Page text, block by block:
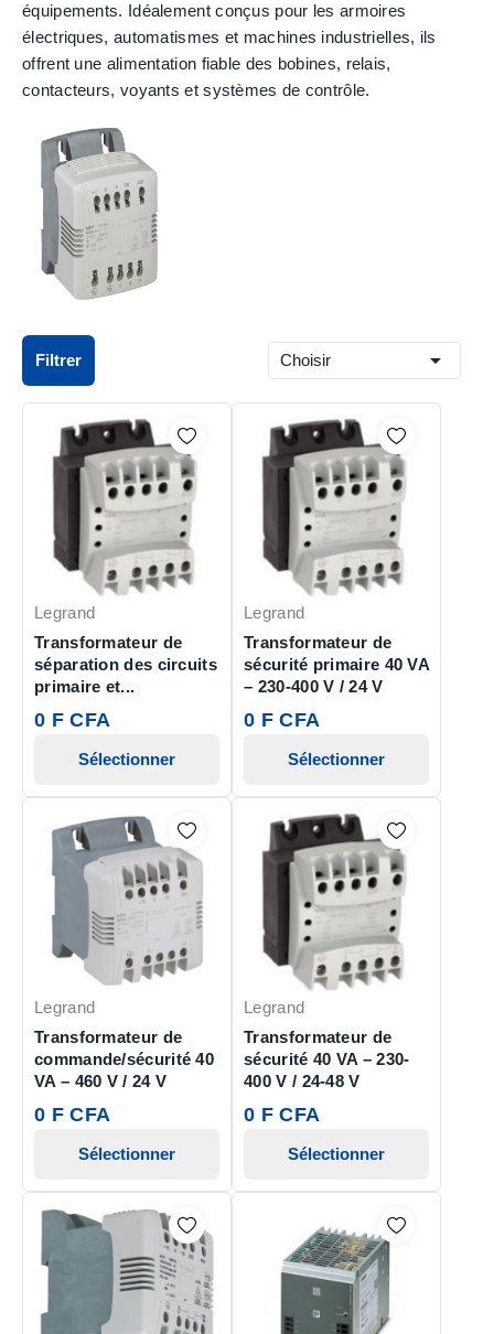
équipements. Idéalement conçus pour les armoires
électriques, automatismes et machines industrielles, ils
offrent une alimentation fiable des bobines, relais,
contacteurs, voyants et systèmes de contrôle.
Filtrer Choisir 
Legrand
Transformateur de
séparation des circuits
primaire et...
0 F CFA
Sélectionner
Legrand
Transformateur de
sécurité primaire 40 VA
– 230-400 V / 24 V
0 F CFA
Sélectionner
Legrand
Transformateur de
commande/sécurité 40
VA – 460 V / 24 V
0 F CFA
Sélectionner
Legrand
Transformateur de
sécurité 40 VA – 230-
400 V / 24-48 V
0 F CFA
Sélectionner